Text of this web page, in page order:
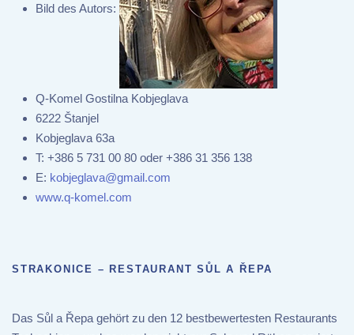
Bild des Autors:
Q-Komel Gostilna Kobjeglava
6222 Štanjel
Kobjeglava 63a
T: +386 5 731 00 80 oder +386 31 356 138
E: kobjeglava@gmail.com
www.q-komel.com
STRAKONICE – RESTAURANT SŮL A ŘEPA
Das Sůl a Řepa gehört zu den 12 bestbewertesten Restaurants